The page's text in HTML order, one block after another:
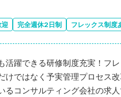
完全週休2日制 フレックス制度
活躍できる研修制度充実！フ
けではなく予実管理プロセス
コンサルティング会社の求人